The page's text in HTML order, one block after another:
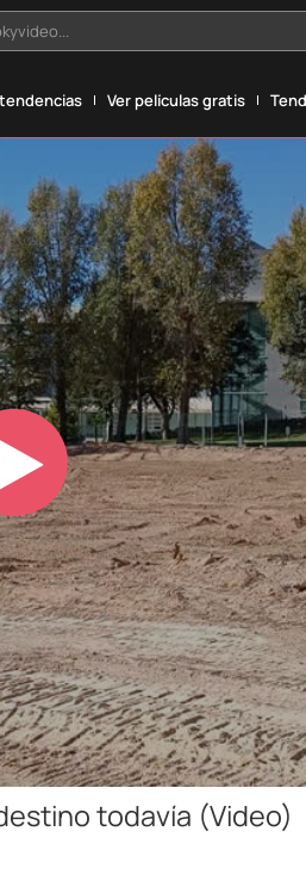
Ver películas gratis
Play
Video
todavía (Video)